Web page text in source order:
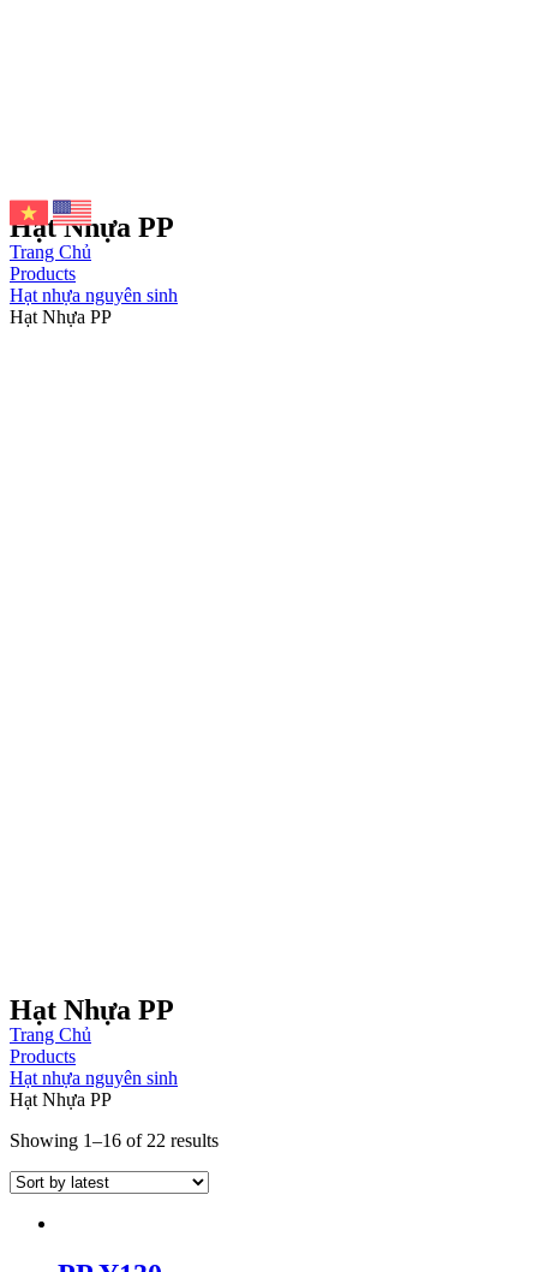
Hạt Nhựa PP
Trang Chủ
Products
Hạt nhựa nguyên sinh
Hạt Nhựa PP
Hạt Nhựa PP
Trang Chủ
Products
Hạt nhựa nguyên sinh
Hạt Nhựa PP
Showing 1–16 of 22 results